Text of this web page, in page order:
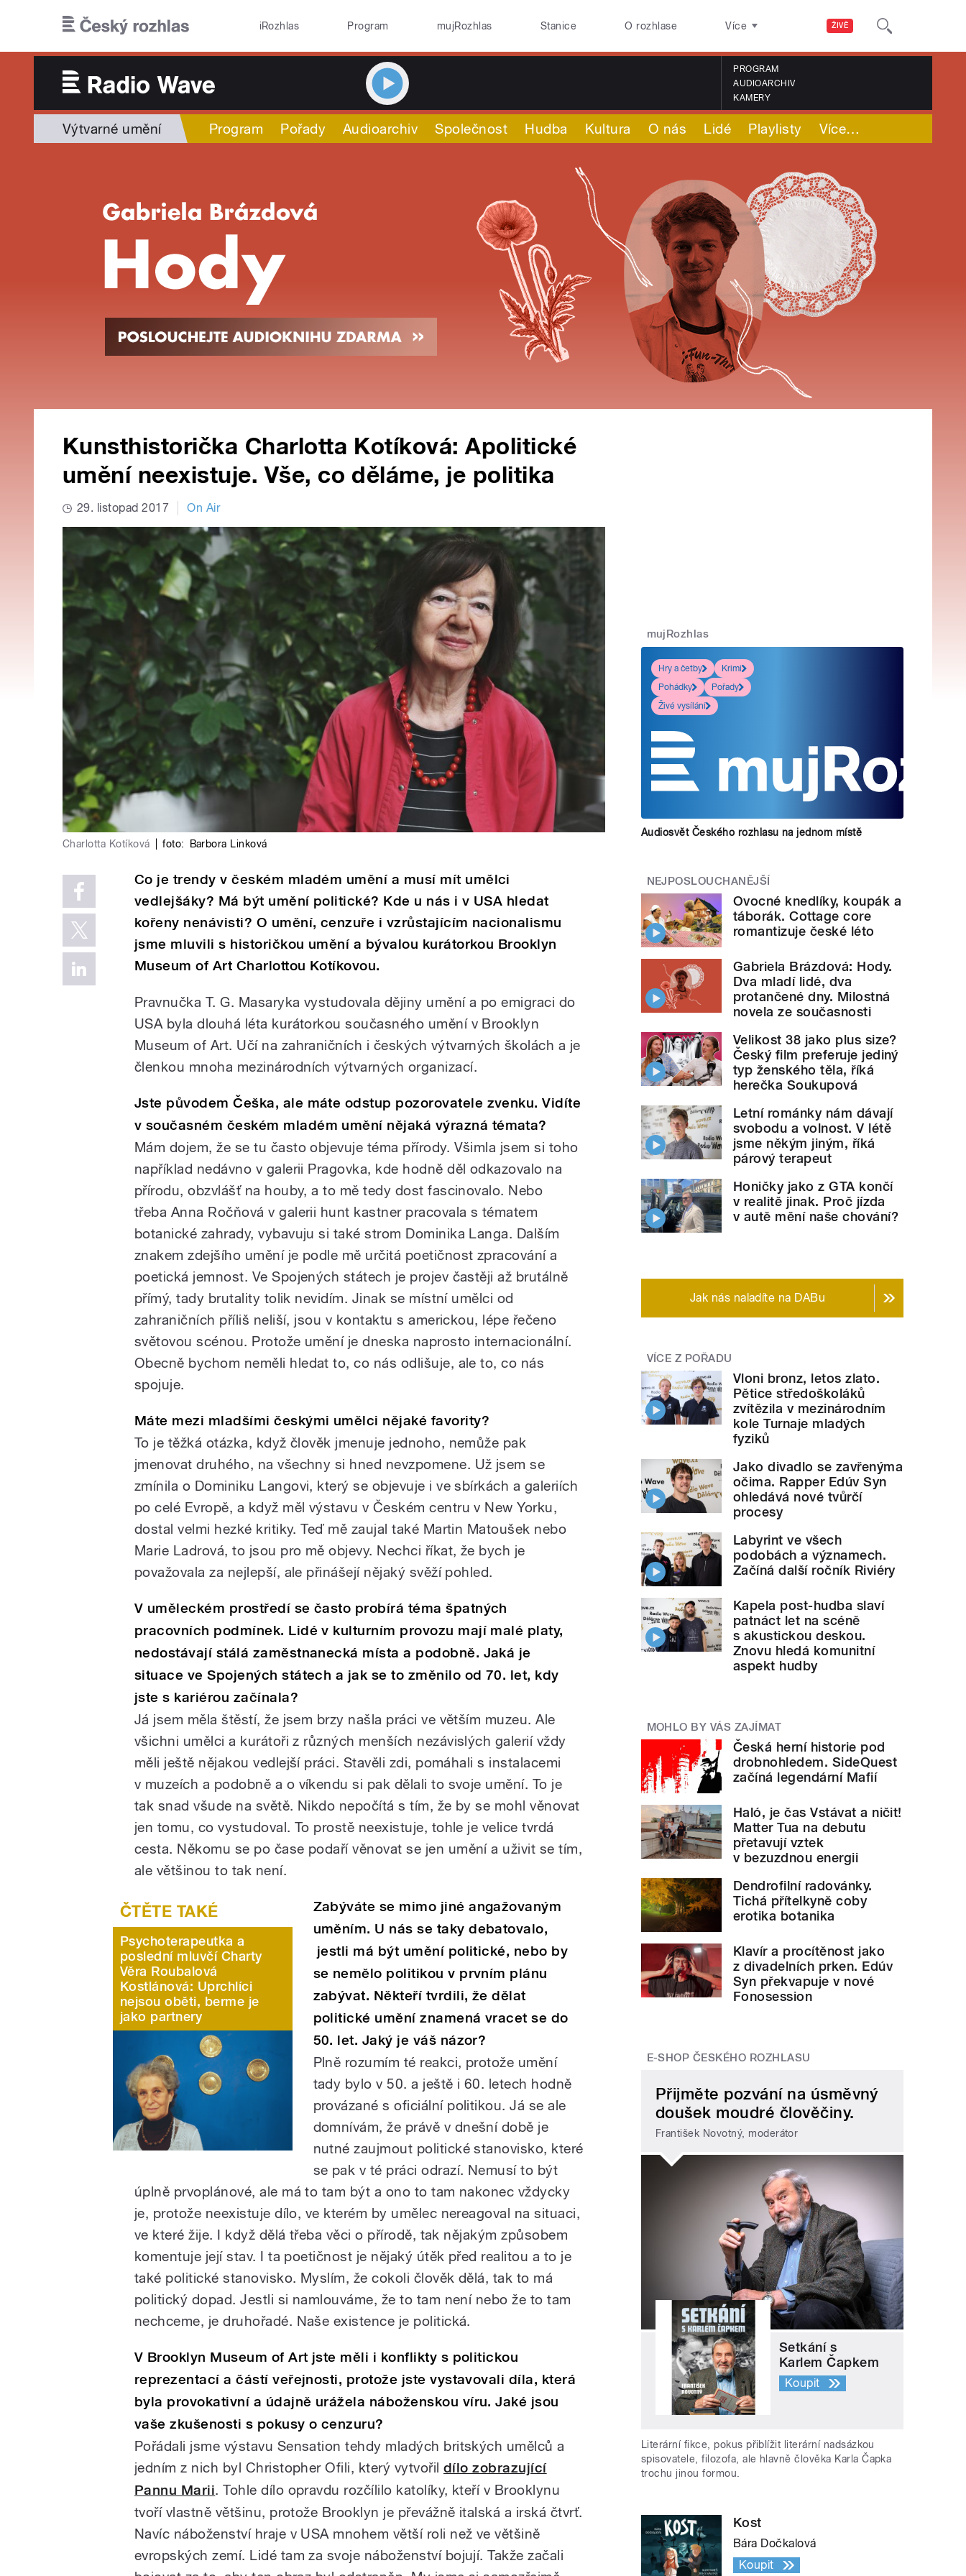
ŽIVĚ
iRozhlas Program mujRozhlas Stanice O rozhlase Více
PROGRAM
AUDIOARCHIV
KAMERY
Výtvarné umění Program Pořady Audioarchiv Společnost Hudba Kultura O nás Lidé Playlisty Více…
Kunsthistorička Charlotta Kotíková: Apolitické
umění neexistuje. Vše, co děláme, je politika
29. listopad 2017 On Air
Charlotta Kotíková foto: Barbora Linková
Co je trendy v českém mladém umění a musí mít umělci
vedlejšáky? Má být umění politické? Kde u nás i v USA hledat
kořeny nenávisti? O umění, cenzuře i vzrůstajícím nacionalismu
jsme mluvili s historičkou umění a bývalou kurátorkou Brooklyn
Museum of Art Charlottou Kotíkovou.
Pravnučka T. G. Masaryka vystudovala dějiny umění a po emigraci do
USA byla dlouhá léta kurátorkou současného umění v Brooklyn
Museum of Art. Učí na zahraničních i českých výtvarných školách a je
členkou mnoha mezinárodních výtvarných organizací.
Jste původem Češka, ale máte odstup pozorovatele zvenku. Vidíte
v současném českém mladém umění nějaká výrazná témata?
Mám dojem, že se tu často objevuje téma přírody. Všimla jsem si toho
například nedávno v galerii Pragovka, kde hodně děl odkazovalo na
přírodu, obzvlášť na houby, a to mě tedy dost fascinovalo. Nebo
třeba Anna Ročňová v galerii hunt kastner pracovala s tématem
botanické zahrady, vybavuju si také strom Dominika Langa. Dalším
znakem zdejšího umění je podle mě určitá poetičnost zpracování a
poetická jemnost. Ve Spojených státech je projev častěji až brutálně
přímý, tady brutality tolik nevidím. Jinak se místní umělci od
zahraničních příliš neliší, jsou v kontaktu s americkou, lépe řečeno
světovou scénou. Protože umění je dneska naprosto internacionální.
Obecně bychom neměli hledat to, co nás odlišuje, ale to, co nás
spojuje.
Máte mezi mladšími českými umělci nějaké favority?
To je těžká otázka, když člověk jmenuje jednoho, nemůže pak
jmenovat druhého, na všechny si hned nevzpomene. Už jsem se
zmínila o Dominiku Langovi, který se objevuje i ve sbírkách a galeriích
po celé Evropě, a když měl výstavu v Českém centru v New Yorku,
dostal velmi hezké kritiky. Teď mě zaujal také Martin Matoušek nebo
Marie Ladrová, to jsou pro mě objevy. Nechci říkat, že bych je
považovala za nejlepší, ale přinášejí nějaký svěží pohled.
V uměleckém prostředí se často probírá téma špatných
pracovních podmínek. Lidé v kulturním provozu mají malé platy,
nedostávají stálá zaměstnanecká místa a podobně. Jaká je
situace ve Spojených státech a jak se to změnilo od 70. let, kdy
jste s kariérou začínala?
Já jsem měla štěstí, že jsem brzy našla práci ve větším muzeu. Ale
všichni umělci a kurátoři z různých menších nezávislých galerií vždy
měli ještě nějakou vedlejší práci. Stavěli zdi, pomáhali s instalacemi
v muzeích a podobně a o víkendu si pak dělali to svoje umění. To je
tak snad všude na světě. Nikdo nepočítá s tím, že by se mohl věnovat
jen tomu, co vystudoval. To prostě neexistuje, tohle je velice tvrdá
cesta. Někomu se po čase podaří věnovat se jen umění a uživit se tím,
ale většinou to tak není.
Psychoterapeutka a
poslední mluvčí Charty
Věra Roubalová
Kostlánová: Uprchlíci
nejsou oběti, berme je
jako partnery
Zabýváte se mimo jiné angažovaným
uměním. U nás se taky debatovalo,
jestli má být umění politické, nebo by
se nemělo politikou v prvním plánu
zabývat. Někteří tvrdili, že dělat
politické umění znamená vracet se do
50. let. Jaký je váš názor?
Plně rozumím té reakci, protože umění
tady bylo v 50. a ještě i 60. letech hodně
provázané s oficiální politikou. Já se ale
domnívám, že právě v dnešní době je
nutné zaujmout politické stanovisko, které
se pak v té práci odrazí. Nemusí to být
úplně prvoplánové, ale má to tam být a ono to tam nakonec vždycky
je, protože neexistuje dílo, ve kterém by umělec nereagoval na situaci,
ve které žije. I když dělá třeba věci o přírodě, tak nějakým způsobem
komentuje její stav. I ta poetičnost je nějaký útěk před realitou a to je
také politické stanovisko. Myslím, že cokoli člověk dělá, tak to má
politický dopad. Jestli si namlouváme, že to tam není nebo že to tam
nechceme, je druhořadé. Naše existence je politická.
V Brooklyn Museum of Art jste měli i konflikty s politickou
reprezentací a částí veřejnosti, protože jste vystavovali díla, která
byla provokativní a údajně urážela náboženskou víru. Jaké jsou
vaše zkušenosti s pokusy o cenzuru?
Pořádali jsme výstavu Sensation tehdy mladých britských umělců a
jedním z nich byl Christopher Ofili, který vytvořil dílo zobrazující
Pannu Marii. Tohle dílo opravdu rozčílilo katolíky, kteří v Brooklynu
tvoří vlastně většinu, protože Brooklyn je převážně italská a irská čtvrť.
Navíc náboženství hraje v USA mnohem větší roli než ve většině
evropských zemí. Lidé tam za svoje náboženství bojují. Takže začali
mujRozhlas
Hry a četby
Krimi
Pohádky
Pořady
Živé vysílání
Audiosvět Českého rozhlasu na jednom místě
NEJPOSLOUCHANĚJŠÍ
Ovocné knedlíky, koupák a
táborák. Cottage core
romantizuje české léto
Gabriela Brázdová: Hody.
Dva mladí lidé, dva
protančené dny. Milostná
novela ze současnosti
Velikost 38 jako plus size?
Český film preferuje jediný
typ ženského těla, říká
herečka Soukupová
Letní románky nám dávají
svobodu a volnost. V létě
jsme někým jiným, říká
párový terapeut
Honičky jako z GTA končí
v realitě jinak. Proč jízda
v autě mění naše chování?
Jak nás naladíte na DABu
VÍCE Z POŘADU
Vloni bronz, letos zlato.
Pětice středoškoláků
zvítězila v mezinárodním
kole Turnaje mladých
fyziků
Jako divadlo se zavřenýma
očima. Rapper Edúv Syn
ohledává nové tvůrčí
procesy
Labyrint ve všech
podobách a významech.
Začíná další ročník Riviéry
Kapela post-hudba slaví
patnáct let na scéně
s akustickou deskou.
Znovu hledá komunitní
aspekt hudby
MOHLO BY VÁS ZAJÍMAT
Česká herní historie pod
drobnohledem. SideQuest
začíná legendární Mafií
Haló, je čas Vstávat a ničit!
Matter Tua na debutu
přetavují vztek
v bezuzdnou energii
Dendrofilní radovánky.
Tichá přítelkyně coby
erotika botanika
Klavír a procítěnost jako
z divadelních prken. Edúv
Syn překvapuje v nové
Fonosession
E-SHOP ČESKÉHO ROZHLASU
Přijměte pozvání na úsměvný
doušek moudré člověčiny.
František Novotný, moderátor
Setkání s
Karlem Čapkem
Koupit
Literární fikce, pokus přiblížit literární nadsázkou
spisovatele, filozofa, ale hlavně člověka Karla Čapka
trochu jinou formou.
Kost
Bára Dočkalová
Koupit